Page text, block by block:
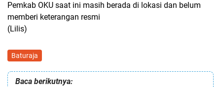
Pemkab OKU saat ini masih berada di lokasi dan belum
memberi keterangan resmi
(Lilis)
Baturaja
Baca berikutnya: